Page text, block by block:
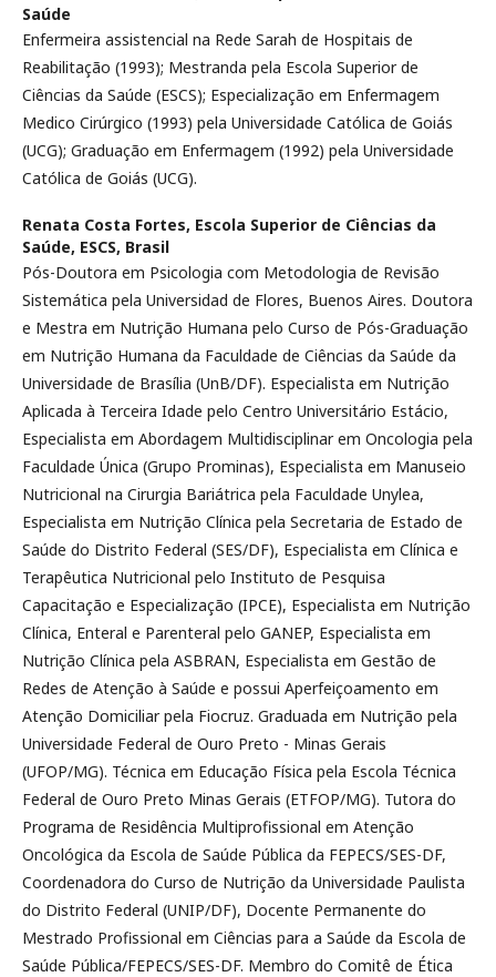
Saúde
Enfermeira assistencial na Rede Sarah de Hospitais de
Reabilitação (1993); Mestranda pela Escola Superior de
Ciências da Saúde (ESCS); Especialização em Enfermagem
Medico Cirúrgico (1993) pela Universidade Católica de Goiás
(UCG); Graduação em Enfermagem (1992) pela Universidade
Católica de Goiás (UCG).
Renata Costa Fortes, Escola Superior de Ciências da
Saúde, ESCS, Brasil
Pós-Doutora em Psicologia com Metodologia de Revisão
Sistemática pela Universidad de Flores, Buenos Aires. Doutora
e Mestra em Nutrição Humana pelo Curso de Pós-Graduação
em Nutrição Humana da Faculdade de Ciências da Saúde da
Universidade de Brasília (UnB/DF). Especialista em Nutrição
Aplicada à Terceira Idade pelo Centro Universitário Estácio,
Especialista em Abordagem Multidisciplinar em Oncologia pela
Faculdade Única (Grupo Prominas), Especialista em Manuseio
Nutricional na Cirurgia Bariátrica pela Faculdade Unylea,
Especialista em Nutrição Clínica pela Secretaria de Estado de
Saúde do Distrito Federal (SES/DF), Especialista em Clínica e
Terapêutica Nutricional pelo Instituto de Pesquisa
Capacitação e Especialização (IPCE), Especialista em Nutrição
Clínica, Enteral e Parenteral pelo GANEP, Especialista em
Nutrição Clínica pela ASBRAN, Especialista em Gestão de
Redes de Atenção à Saúde e possui Aperfeiçoamento em
Atenção Domiciliar pela Fiocruz. Graduada em Nutrição pela
Universidade Federal de Ouro Preto - Minas Gerais
(UFOP/MG). Técnica em Educação Física pela Escola Técnica
Federal de Ouro Preto Minas Gerais (ETFOP/MG). Tutora do
Programa de Residência Multiprofissional em Atenção
Oncológica da Escola de Saúde Pública da FEPECS/SES-DF,
Coordenadora do Curso de Nutrição da Universidade Paulista
do Distrito Federal (UNIP/DF), Docente Permanente do
Mestrado Profissional em Ciências para a Saúde da Escola de
Saúde Pública/FEPECS/SES-DF. Membro do Comitê de Ética